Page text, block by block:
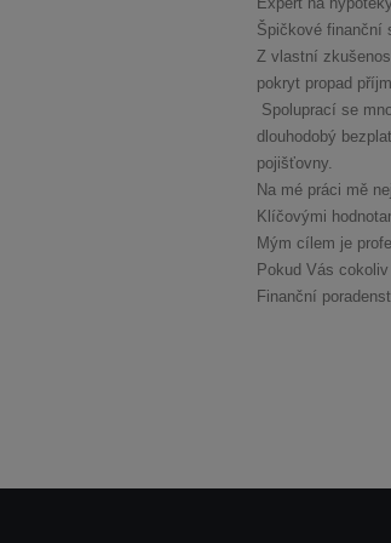
Expert na
Špičkové finanční
Z vlastní
pokryt propad
Spoluprací se
dlouhodobý
pojišťovny.
Na mé práci mě
Klíčovými
Mým cílem je
Pokud Vás
Finanční